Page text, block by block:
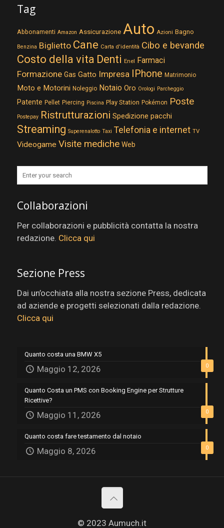
Tag
Abbonamenti Amazon Assicurazione Auto Azioni Bagno
Benzina Biglietto Cane Carta d'identità Cibo e bevande
Costo della vita Denti Enel Farmaci
Formazione Gas Gatto Impresa IPhone Matrimonio
Moto e Motorini Noleggio Notaio Oro Orologi Parcheggio
Patente Pellet Piercing Piscina Play Station Pokémon Poste
Postepay Ristrutturazioni Spedizione pacchi
Streaming Superenalotto Taxi Telefonia e internet TV
Videogame Visite mediche Web
Collaborazioni
Per collaborazioni e pubblicità contatta la nostra
redazione. Clicca qui
Sezione Press
Dai un’occhiata alla nostra sezione Press, dedicata
ad aziende e progetti selezionati dalla redazione.
Clicca qui
0
Quanto costa una BMW X5
Maggio 12, 2026
0
Quanto Costa un PMS con Booking Engine per Strutture
Ricettive?
Maggio 11, 2026
0
Quanto costa fare testamento dal notaio
Maggio 8, 2026
© 2023 Aumuch.it